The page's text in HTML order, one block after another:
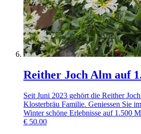
Reither Joch Alm auf
Seit Juni 2023 gehört die Reither
Klosterbräu Familie. Geniessen Sie
Winter schöne Erlebnisse auf 1.500
€ 50.00